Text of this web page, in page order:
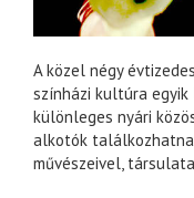
A közel négy
színházi kultúra
különleges nyári
alkotók
művészeivel,